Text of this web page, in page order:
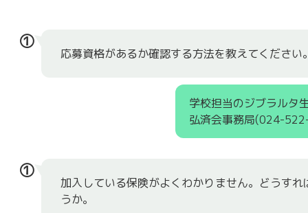
①
応募資格があるか確認する方法を教えてください
学校担当のジブラルタ
弘済会事務局(024-
①
加入している保険がよくわかりません。どうすれ
うか。